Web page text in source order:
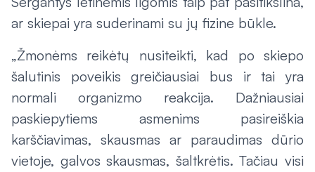
ar skiepai yra suderinami su jų fizine būkle.
„Žmonėms reikėtų nusiteikti, kad po skiepo
šalutinis poveikis greičiausiai bus ir tai yra
normali organizmo reakcija. Dažniausiai
paskiepytiems asmenims pasireiškia
karščiavimas, skausmas ar paraudimas dūrio
vietoje, galvos skausmas, šaltkrėtis. Tačiau visi